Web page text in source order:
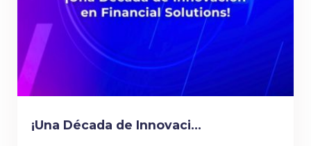
¡Una Década de Innovaci...